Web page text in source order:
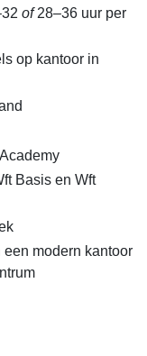
of28–36 uur per
op kantoor in
Basis en Wft
een modern kantoor